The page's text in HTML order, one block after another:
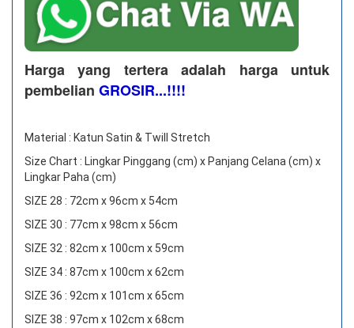
Harga yang tertera adalah harga untuk
pembelian GROSIR...!!!!
Material : Katun Satin & Twill Stretch
Size Chart : Lingkar Pinggang (cm) x Panjang Celana (cm) x
Lingkar Paha (cm)
SIZE 28 : 72cm x 96cm x 54cm
SIZE 30 : 77cm x 98cm x 56cm
SIZE 32 : 82cm x 100cm x 59cm
SIZE 34 : 87cm x 100cm x 62cm
SIZE 36 : 92cm x 101cm x 65cm
SIZE 38 : 97cm x 102cm x 68cm